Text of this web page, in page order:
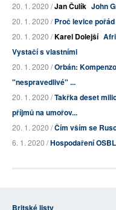
20. 1. 2020 /Jan Čulík John
20. 1. 2020 /Proč levice
20. 1. 2020 /Karel Dolejší
Vystačí s vlastními
20. 1. 2020 /Orbán:
"nespravedlivé" ...
20. 1. 2020 /Takřka deset
příjmů na umořov...
20. 1. 2020 /Čím vším se
6. 1. 2020 /Hospodaření
Britské listy